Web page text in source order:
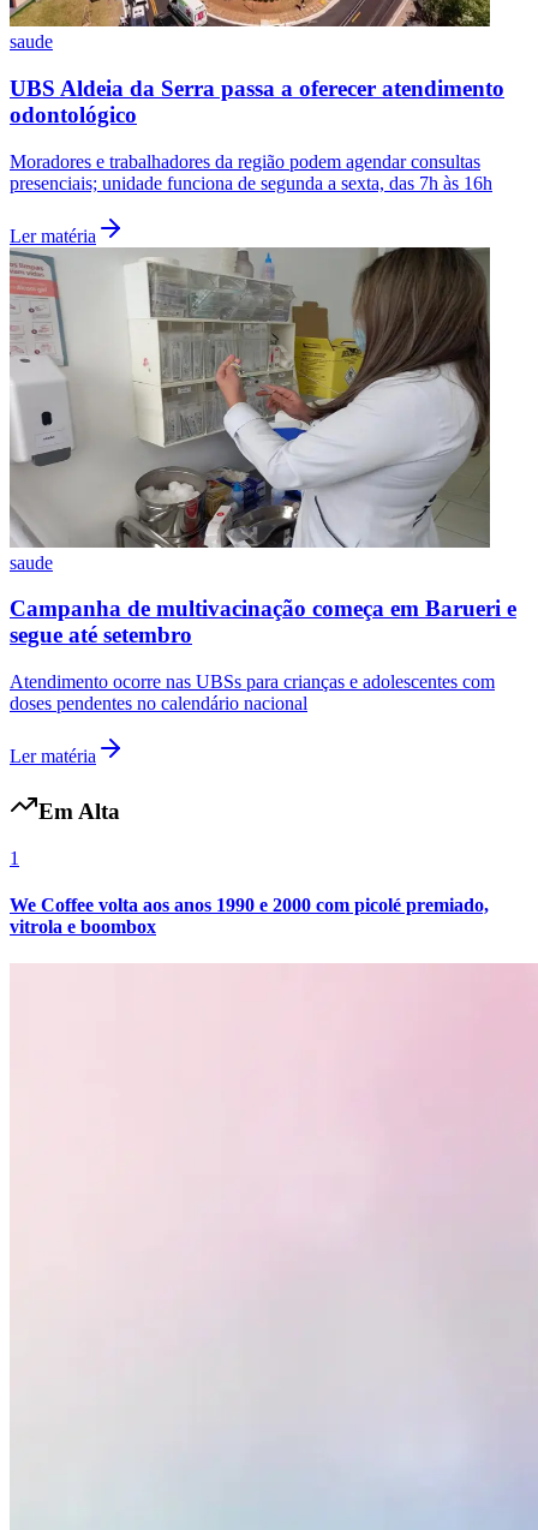
saude
UBS Aldeia da Serra passa a oferecer atendimento
odontológico
Moradores e trabalhadores da região podem agendar consultas
presenciais; unidade funciona de segunda a sexta, das 7h às 16h
Ler matéria
saude
Campanha de multivacinação começa em Barueri e
segue até setembro
Atendimento ocorre nas UBSs para crianças e adolescentes com
doses pendentes no calendário nacional
Ler matéria
Em Alta
1
We Coffee volta aos anos 1990 e 2000 com picolé premiado,
vitrola e boombox